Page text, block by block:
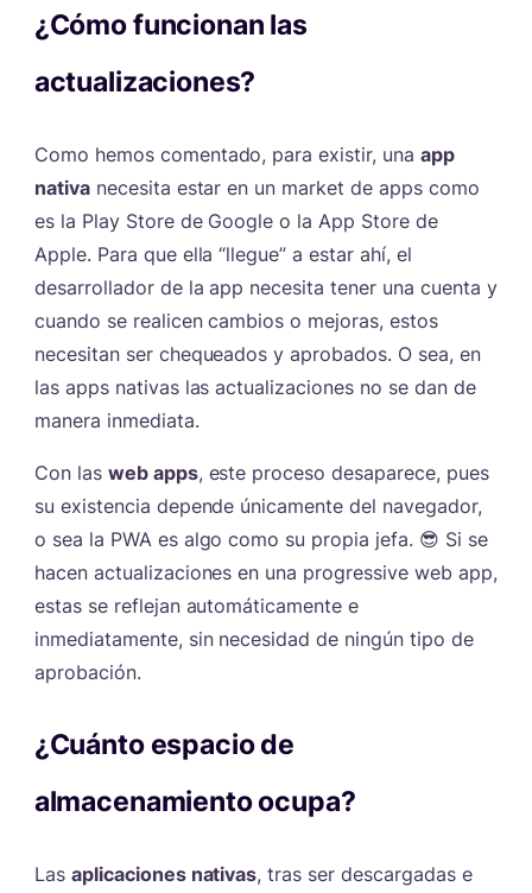
¿Cómo funcionan las
actualizaciones?
Como hemos comentado, para existir, unaapp
nativanecesita estar en un market de apps como
es la Play Store de Google o la App Store de
Apple. Para que ella “llegue” a estar ahí, el
desarrollador de la app necesita tener una cuenta y
cuando se realicen cambios o mejoras, estos
necesitan ser chequeados y aprobados. O sea, en
las apps nativas las actualizaciones no se dan de
manera inmediata.
Con las web apps, este proceso desaparece, pues
su existencia depende únicamente del navegador,
o sea la PWA es algo como su propia jefa. 😎 Si se
hacen actualizaciones en una progressive web app,
estas se reflejan automáticamente e
inmediatamente, sin necesidad de ningún tipo de
aprobación.
¿Cuánto espacio de
almacenamiento ocupa?
Las aplicaciones nativas, tras ser descargadas e